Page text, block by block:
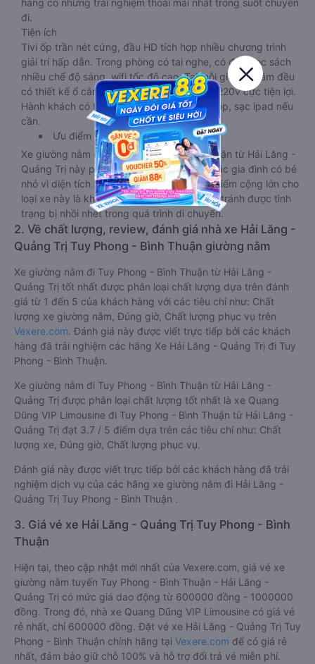
hàng có những trải nghiệm thoải mái nhất trong suốt chuyến
đi.
Tiện ích
Tivi ốp trần nét cứng, đầu HD tích hợp nhiều chương trình
giải trí hấp dẫn. Trong phòng có tai nghe, có đèn đọc sách
nhiều chế độ sáng, wifi tốc độ cao. Tại mỗi giường nằm đều
có thiết kế ổ cắm sạc đa năng nguồn điện 220v cực tiện lợi.
Hành khách có thể sạc điện thoại, sạc laptop, sạc ipad nếu
cần.
Ưu điểm
Xe giường nằm đôi đi Tuy Phong - Bình Thuận từ Hải Lăng -
Quảng Trị này phù hợp cho các cặp đôi hoặc gia đình có bé
nhỏ vì diện tích phòng rộng, riêng tư. Một điểm cộng lớn cho
loại xe này là không bắt khách dọc đường, tránh được tình
trạng bị nhồi nhét trong quá trình di chuyển.
2. Về chất lượng, review, đánh giá nhà xe Hải Lăng -
Quảng Trị Tuy Phong - Bình Thuận giường nằm
Xe giường nằm đi Tuy Phong - Bình Thuận từ Hải Lăng -
Quảng Trị tốt nhất được phân loại chất lượng dựa trên đánh
giá từ 1 đến 5 của khách hàng với các tiêu chí như: Chất
lượng xe giường nằm, Đúng giờ, Chất lượng phục vụ trên
Vexere.com. Đánh giá này được viết trực tiếp bởi các khách
hàng đã trải nghiệm các hãng Xe Hải Lăng - Quảng Trị đi Tuy
Phong - Bình Thuận.
Xe giường nằm đi Tuy Phong - Bình Thuận từ Hải Lăng -
Quảng Trị được phân loại chất lượng tốt nhất là xe Quang
Dũng VIP Limousine đi Tuy Phong - Bình Thuận từ Hải Lăng -
Quảng Trị đạt 3.7 / 5 điểm dựa trên các tiêu chí như: Chất
lượng xe, Đúng giờ, Chất lượng phục vụ.
Đánh giá này được viết trực tiếp bởi các khách hàng đã trải
nghiệm dịch vụ của các hãng xe giường nằm đi Hải Lăng -
Quảng Trị Tuy Phong - Bình Thuận .
3. Giá vé xe Hải Lăng - Quảng Trị Tuy Phong - Bình
Thuận
Hiện tại, theo cập nhật mới nhất của Vexere.com, giá vé xe
giường nằm tuyến Tuy Phong - Bình Thuận - Hải Lăng -
Quảng Trị có mức giá dao động từ 600000 đồng - 1000000
đồng. Trong đó, nhà xe Quang Dũng VIP Limousine có giá vé
rẻ nhất, chỉ 600000 đồng. Đặt vé xe Hải Lăng - Quảng Trị Tuy
Phong - Bình Thuận chính hãng tại Vexere.com để có giá rẻ
nhất, đảm bảo giữ chỗ 100% và hỗ trợ đổi trả vé miễn phí.